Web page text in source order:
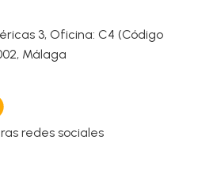
3, Oficina: C4 (Código
Málaga
redes sociales